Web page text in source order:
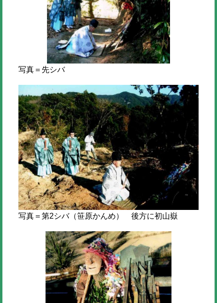
写真＝先シバ
写真＝第2シバ（笹原かんめ） 後方に初山嶽